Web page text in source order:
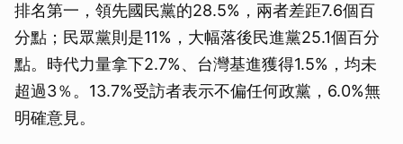
排名第一，領先國民黨的28.5%，兩者差距7.6個百
分點；民眾黨則是11%，大幅落後民進黨25.1個百分
點。時代力量拿下2.7%、台灣基進獲得1.5%，均未
超過3％。13.7%受訪者表示不偏任何政黨，6.0%無
明確意見。